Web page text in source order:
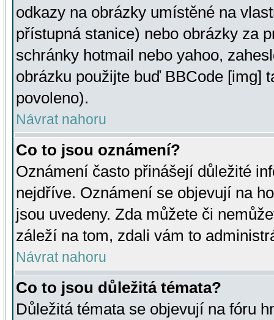
odkazy na obrázky umístěné na
přístupná stanice) nebo obrázky za
schránky hotmail nebo yahoo,
obrázku použijte buď BBCode [img]
povoleno).
Návrat nahoru
Co to jsou oznámení?
Oznámení často přinášejí důležité
nejdříve. Oznámení se objevují na
jsou uvedeny. Zda můžete či
záleží na tom, zdali vám to
Návrat nahoru
Co to jsou důležitá témata?
Důležitá témata se objevují na fóru